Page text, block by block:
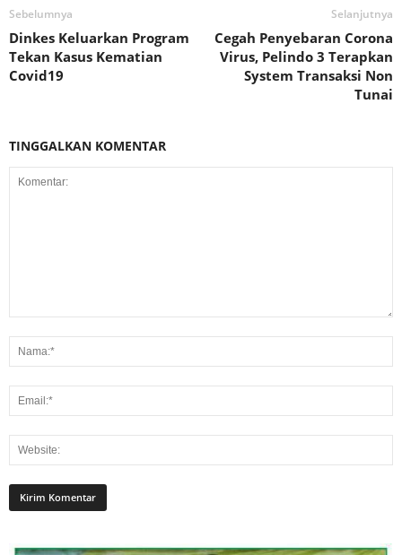
Sebelumnya
Dinkes Keluarkan Program
Tekan Kasus Kematian
Covid19
Selanjutnya
Cegah Penyebaran Corona
Virus, Pelindo 3 Terapkan
System Transaksi Non
Tunai
TINGGALKAN KOMENTAR